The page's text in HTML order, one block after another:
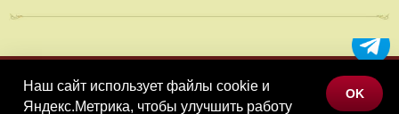
МЕНЮ
Наш сайт использует файлы cookie и
Яндекс.Метрика, чтобы улучшить работу
OK